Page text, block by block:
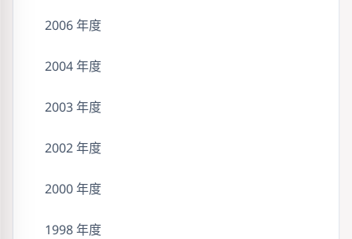
2006 年度
2004 年度
2003 年度
2002 年度
2000 年度
1998 年度